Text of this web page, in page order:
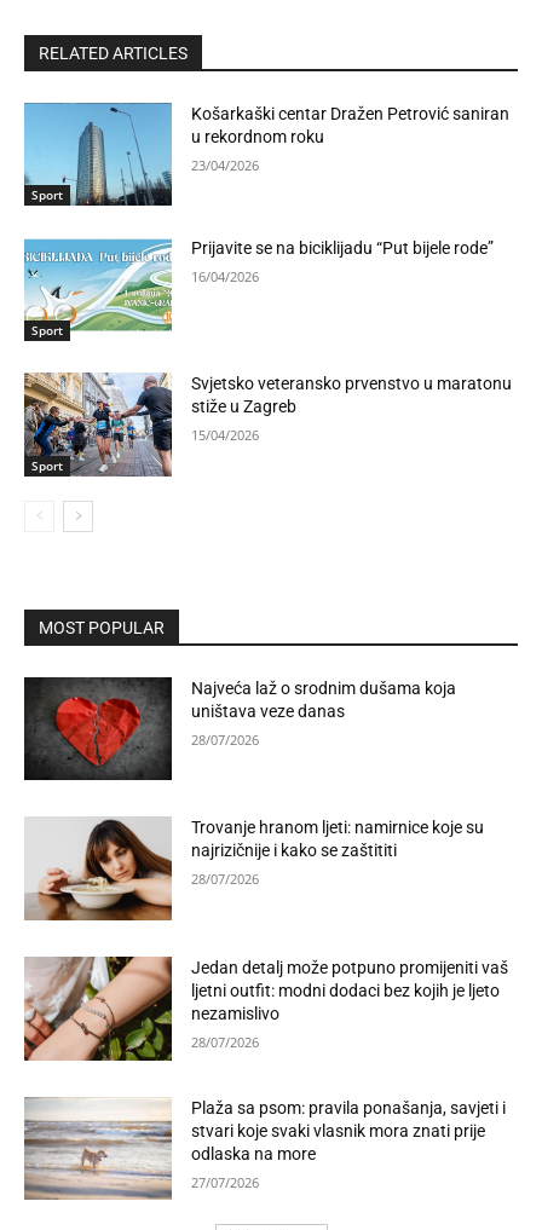
RELATED ARTICLES
Sport
Košarkaški centar Dražen Petrović saniran
u rekordnom roku
23/04/2026
Sport
Prijavite se na biciklijadu “Put bijele rode”
16/04/2026
Sport
Svjetsko veteransko prvenstvo u maratonu
stiže u Zagreb
15/04/2026
MOST POPULAR
Najveća laž o srodnim dušama koja
uništava veze danas
28/07/2026
Trovanje hranom ljeti: namirnice koje su
najrizičnije i kako se zaštititi
28/07/2026
Jedan detalj može potpuno promijeniti vaš
ljetni outfit: modni dodaci bez kojih je ljeto
nezamislivo
28/07/2026
Plaža sa psom: pravila ponašanja, savjeti i
stvari koje svaki vlasnik mora znati prije
odlaska na more
27/07/2026